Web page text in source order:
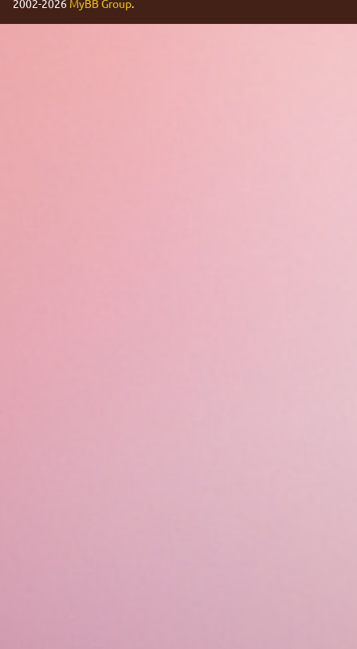
2002-2026 MyBB Group.